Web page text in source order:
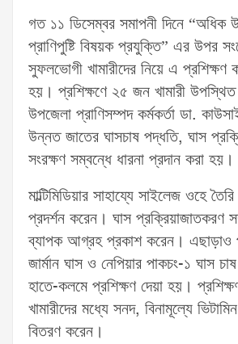
গত ১১ ডিসেম্বর সমাপনী দিনে “অধিক
প্রাণিপুষ্টি বিষয়ক প্রযুক্তি” এর উপর
সুফলভোগী খামারীদের নিয়ে এ প্রশিক্ষণ
হয়। প্রশিক্ষণে ২৫ জন খামারী
উপজেলা প্রাণিসম্পদ কর্মকর্তা ডা.
উন্নত জাতের ঘাসচাষ পদ্ধতি, ঘাস
সংরক্ষণ সম্বন্ধে ধারনা প্রদান করা হয়।
মাল্টিমিডিয়ার সাহায্যে সাইলেজ ওহে
প্রদর্শন করেন। ঘাস প্রক্রিয়াজাতকরণ
ব্যাপক আগ্রহ প্রকাশ করেন। এছাড়াও
জার্মান ঘাস ও নেপিয়ার পাকচং-১ ঘাস
হাতে-কলমে প্রশিক্ষণ দেয়া হয়।
খামারীদের মধ্যে সনদ, বিনামূল্যে
বিতরণ করেন।